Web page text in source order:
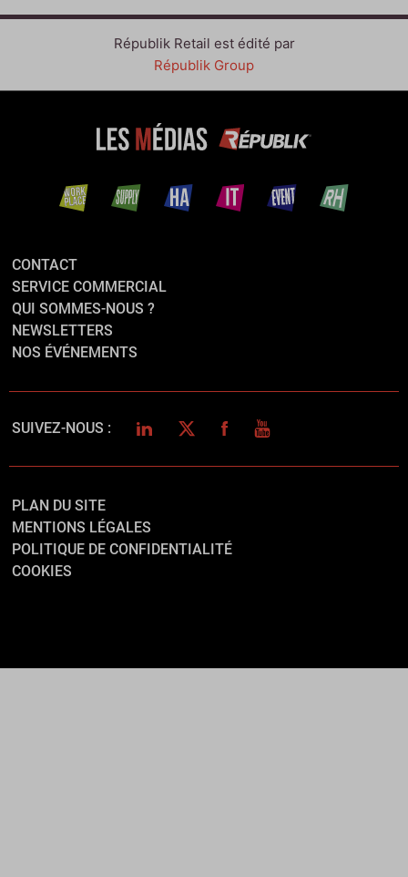
Républik Retail est édité par
Républik Group
CONTACT
SERVICE COMMERCIAL
QUI SOMMES-NOUS ?
NEWSLETTERS
NOS ÉVÉNEMENTS
SUIVEZ-NOUS : LINKEDINTWITTERFACEBOOK
YOUTUBE
PLAN DU SITE
MENTIONS LÉGALES
POLITIQUE DE CONFIDENTIALITÉ
COOKIES